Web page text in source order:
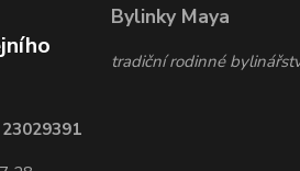
Bylinky Maya
tradiční rodinné